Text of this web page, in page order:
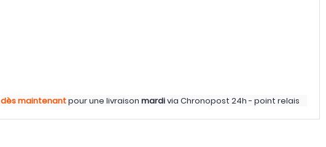
dès maintenantpour une livraison mardivia Chronopost 24h - point relais